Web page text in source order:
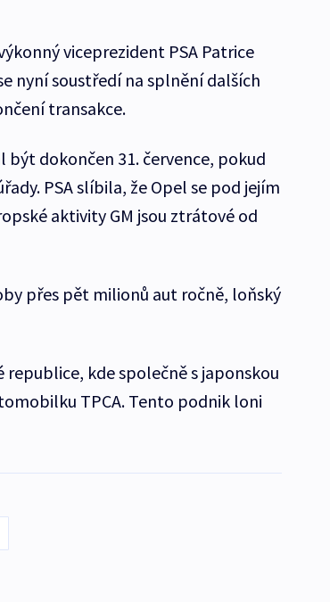
viceprezident PSA Patrice
nyní soustředí na splnění dalších
transakce.
dokončen 31. července, pokud
PSA slíbila, že Opel se pod jejím
aktivity GM jsou ztrátové od
přes pět milionů aut ročně, loňský
republice, kde společně s japonskou
TPCA. Tento podnik loni